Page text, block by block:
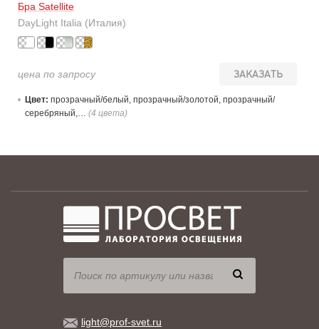
Бра Satellite
DayLight Italia (Италия)
ЗАКАЗАТЬ
цена по запросу
Цвет: прозрачный/белый, прозрачный/золотой, прозрачный/
серебряный,… (4 цвета)
light@prof-svet.ru